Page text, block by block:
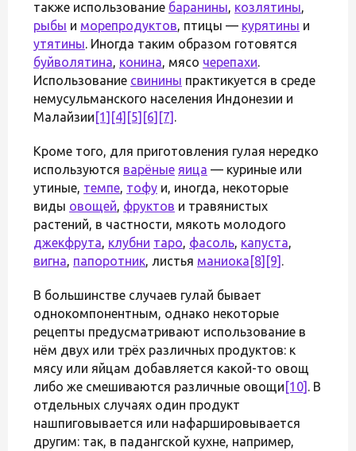
также использование баранины, козлятины,
рыбы и морепродуктов, птицы — курятины и
утятины. Иногда таким образом готовятся
буйволятина, конина, мясо черепахи.
Использование свинины практикуется в среде
немусульманского населения Индонезии и
Малайзии [1] [4] [5] [6] [7] .
Кроме того, для приготовления гулая нередко
используются варёные яица — куриные или
утиные, темпе, тофу и, иногда, некоторые
виды овощей, фруктов и травянистых
растений, в частности, мякоть молодого
джекфрута, клубни таро, фасоль, капуста,
вигна, папоротник, листья маниока [8] [9] .
В большинстве случаев гулай бывает
однокомпонентным, однако некоторые
рецепты предусматривают использование в
нём двух или трёх различных продуктов: к
мясу или яйцам добавляется какой-то овощ
либо же смешиваются различные овощи [10] . В
отдельных случаях один продукт
нашпиговывается или нафаршировывается
другим: так, в падангской кухне, например,